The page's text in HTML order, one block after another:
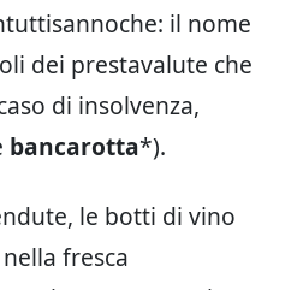
il nome
dei prestavalute che
di insolvenza,
bancarotta*).
le botti di vino
fresca